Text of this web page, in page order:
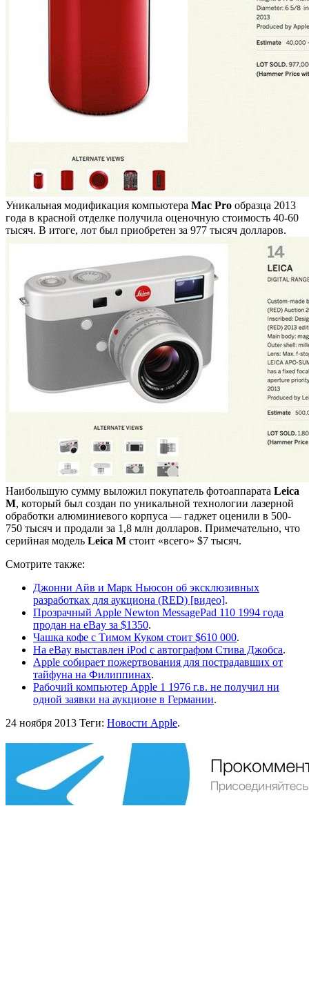
Уникальная модификация компьютера Mac Pro образца 2013
года в красной отделке получила оценочную стоимость 40-60
тысяч. В итоге, лот был приобретен за 977 тысяч долларов.
Наибольшую сумму выложил покупатель фотоаппарата Leica
M, который был создан по уникальной технологии лазерной
обработки алюминиевого корпуса — гаджет оценили в 500-
750 тысяч и продали за 1,8 млн долларов. Примечательно, что
серийная модель Leica M стоит «всего» $7 тысяч.
Смотрите также:
Джонни Айв и Марк Ньюсон об эксклюзивных
разработках для аукциона (RED) [видео].
Прозрачный Apple Newton MessagePad 110 1994 года
продан на eBay за $1350.
Чашка кофе с Тимом Куком стоит $610 000.
На eBay выставлен iPod с автографом Стива Джобса.
Apple собирает пожертвования для пострадавших от
тайфуна на Филиппинах.
Рабочий компьютер Apple 1 1976 г.в. не получил ни
одной заявки на аукционе в Германии.
24 ноября 2013 Теги: Новости Apple.